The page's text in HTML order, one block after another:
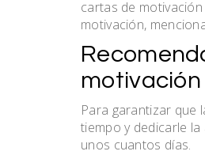
cartas de
motivación,
motivación
Para garantizar que
tiempo y dedicarle
unos cuantos días.